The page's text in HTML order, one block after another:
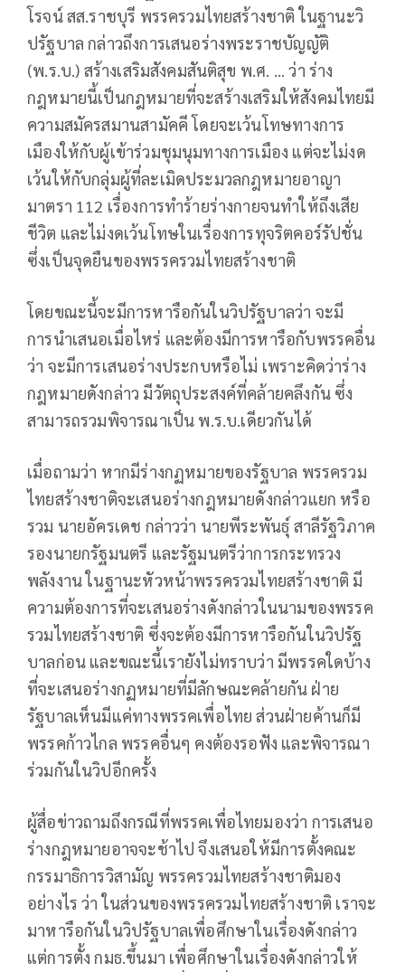
โรจน์ สส.ราชบุรี พรรครวมไทยสร้างชาติ ในฐานะวิ
ปรัฐบาล กล่าวถึงการเสนอร่างพระราชบัญญัติ
(พ.ร.บ.) สร้างเสริมสังคมสันติสุข พ.ศ. ... ว่า ร่าง
กฎหมายนี้เป็นกฎหมายที่จะสร้างเสริมให้สังคมไทยมี
ความสมัครสมานสามัคคี โดยจะเว้นโทษทางการ
เมืองให้กับผู้เข้าร่วมชุมนุมทางการเมือง แต่จะไม่งด
เว้นให้กับกลุ่มผู้ที่ละเมิดประมวลกฎหมายอาญา
มาตรา 112 เรื่องการทำร้ายร่างกายจนทำให้ถึงเสีย
ชีวิต และไม่งดเว้นโทษในเรื่องการทุจริตคอร์รัปชั่น
ซึ่งเป็นจุดยืนของพรรครวมไทยสร้างชาติ
โดยขณะนี้จะมีการหารือกันในวิปรัฐบาลว่า จะมี
การนำเสนอเมื่อไหร่ และต้องมีการหารือกับพรรคอื่น
ว่า จะมีการเสนอร่างประกบหรือไม่ เพราะคิดว่าร่าง
กฎหมายดังกล่าว มีวัตถุประสงค์ที่คล้ายคลึงกัน ซึ่ง
สามารถรวมพิจารณาเป็น พ.ร.บ.เดียวกันได้
เมื่อถามว่า หากมีร่างกฏหมายของรัฐบาล พรรครวม
ไทยสร้างชาติจะเสนอร่างกฎหมายดังกล่าวแยก หรือ
รวม นายอัครเดช กล่าวว่า นายพีระพันธุ์ สาลีรัฐวิภาค
รองนายกรัฐมนตรี และรัฐมนตรีว่าการกระทรวง
พลังงาน ในฐานะหัวหน้าพรรครวมไทยสร้างชาติ มี
ความต้องการที่จะเสนอร่างดังกล่าวในนามของพรรค
รวมไทยสร้างชาติ ซึ่งจะต้องมีการหารือกันในวิปรัฐ
บาลก่อน และขณะนี้เรายังไม่ทราบว่า มีพรรคใดบ้าง
ที่จะเสนอร่างกฏหมายที่มีลักษณะคล้ายกัน ฝ่าย
รัฐบาลเห็นมีแค่ทางพรรคเพื่อไทย ส่วนฝ่ายค้านก็มี
พรรคก้าวไกล พรรคอื่นๆ คงต้องรอฟัง และพิจารณา
ร่วมกันในวิปอีกครั้ง
ผู้สื่อข่าวถามถึงกรณีที่พรรคเพื่อไทยมองว่า การเสนอ
ร่างกฎหมายอาจจะช้าไป จึงเสนอให้มีการตั้งคณะ
กรรมาธิการวิสามัญ พรรครวมไทยสร้างชาติมอง
อย่างไร ว่า ในส่วนของพรรครวมไทยสร้างชาติ เราจะ
มาหารือกันในวิปรัฐบาลเพื่อศึกษาในเรื่องดังกล่าว
แต่การตั้ง กมธ.ขึ้นมา เพื่อศึกษาในเรื่องดังกล่าวให้